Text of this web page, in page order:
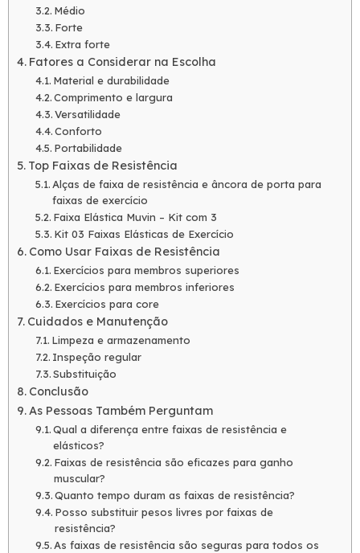
Médio
Forte
Extra forte
Fatores a Considerar na Escolha
Material e durabilidade
Comprimento e largura
Versatilidade
Conforto
Portabilidade
Top Faixas de Resistência
Alças de faixa de resistência e âncora de porta para
faixas de exercício
Faixa Elástica Muvin – Kit com 3
Kit 03 Faixas Elásticas de Exercício
Como Usar Faixas de Resistência
Exercícios para membros superiores
Exercícios para membros inferiores
Exercícios para core
Cuidados e Manutenção
Limpeza e armazenamento
Inspeção regular
Substituição
Conclusão
As Pessoas Também Perguntam
Qual a diferença entre faixas de resistência e
elásticos?
Faixas de resistência são eficazes para ganho
muscular?
Quanto tempo duram as faixas de resistência?
Posso substituir pesos livres por faixas de
resistência?
As faixas de resistência são seguras para todos os